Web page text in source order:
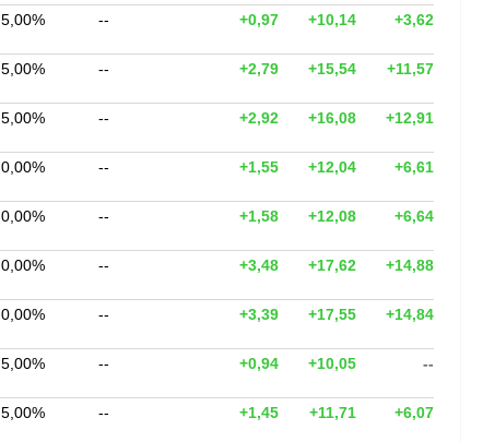
5,00% -- +0,97 +10,14 +3,62
5,00% -- +2,79 +15,54 +11,57
5,00% -- +2,92 +16,08 +12,91
0,00% -- +1,55 +12,04 +6,61
0,00% -- +1,58 +12,08 +6,64
0,00% -- +3,48 +17,62 +14,88
0,00% -- +3,39 +17,55 +14,84
5,00% -- +0,94 +10,05 --
5,00% -- +1,45 +11,71 +6,07